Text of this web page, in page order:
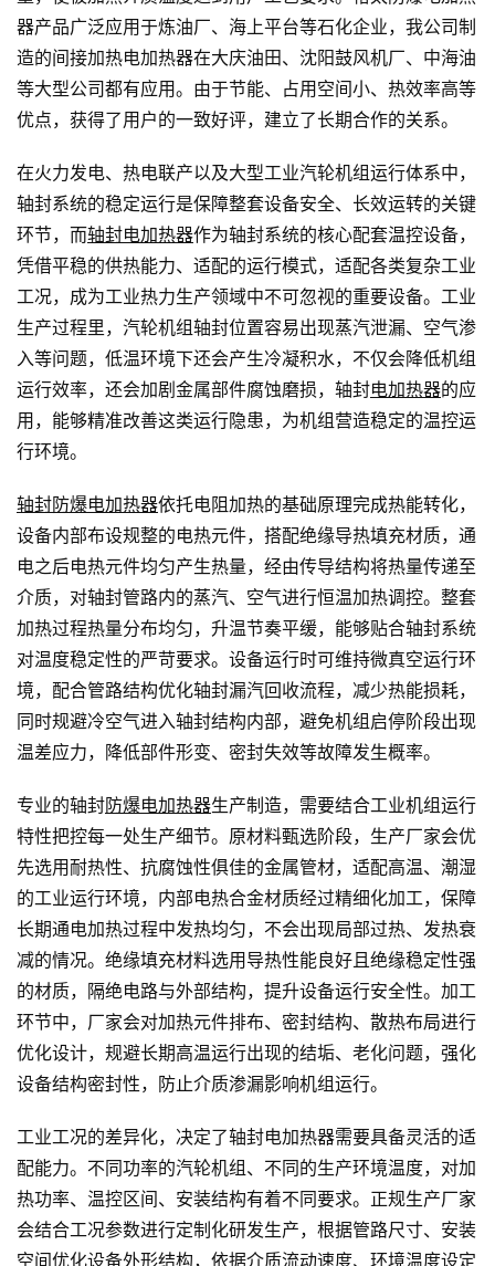
器产品广泛应用于炼油厂、海上平台等石化企业，我公司制
造的间接加热电加热器在大庆油田、沈阳鼓风机厂、中海油
等大型公司都有应用。由于节能、占用空间小、热效率高等
优点，获得了用户的一致好评，建立了长期合作的关系。
在火力发电、热电联产以及大型工业汽轮机组运行体系中，
轴封系统的稳定运行是保障整套设备安全、长效运转的关键
环节，而轴封电加热器作为轴封系统的核心配套温控设备，
凭借平稳的供热能力、适配的运行模式，适配各类复杂工业
工况，成为工业热力生产领域中不可忽视的重要设备。工业
生产过程里，汽轮机组轴封位置容易出现蒸汽泄漏、空气渗
入等问题，低温环境下还会产生冷凝积水，不仅会降低机组
运行效率，还会加剧金属部件腐蚀磨损，轴封电加热器的应
用，能够精准改善这类运行隐患，为机组营造稳定的温控运
行环境。
轴封防爆电加热器依托电阻加热的基础原理完成热能转化，
设备内部布设规整的电热元件，搭配绝缘导热填充材质，通
电之后电热元件均匀产生热量，经由传导结构将热量传递至
介质，对轴封管路内的蒸汽、空气进行恒温加热调控。整套
加热过程热量分布均匀，升温节奏平缓，能够贴合轴封系统
对温度稳定性的严苛要求。设备运行时可维持微真空运行环
境，配合管路结构优化轴封漏汽回收流程，减少热能损耗，
同时规避冷空气进入轴封结构内部，避免机组启停阶段出现
温差应力，降低部件形变、密封失效等故障发生概率。
专业的轴封防爆电加热器生产制造，需要结合工业机组运行
特性把控每一处生产细节。原材料甄选阶段，生产厂家会优
先选用耐热性、抗腐蚀性俱佳的金属管材，适配高温、潮湿
的工业运行环境，内部电热合金材质经过精细化加工，保障
长期通电加热过程中发热均匀，不会出现局部过热、发热衰
减的情况。绝缘填充材料选用导热性能良好且绝缘稳定性强
的材质，隔绝电路与外部结构，提升设备运行安全性。加工
环节中，厂家会对加热元件排布、密封结构、散热布局进行
优化设计，规避长期高温运行出现的结垢、老化问题，强化
设备结构密封性，防止介质渗漏影响机组运行。
工业工况的差异化，决定了轴封电加热器需要具备灵活的适
配能力。不同功率的汽轮机组、不同的生产环境温度，对加
热功率、温控区间、安装结构有着不同要求。正规生产厂家
会结合工况参数进行定制化研发生产，根据管路尺寸、安装
空间优化设备外形结构，依据介质流动速度、环境温度设定